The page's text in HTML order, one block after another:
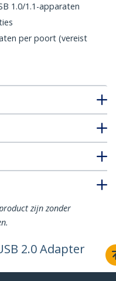
1.0/1.1-apparaten
per poort (vereist
zijn zonder
2.0 Adapter